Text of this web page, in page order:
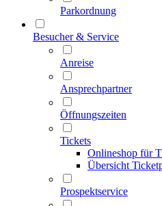
Parkordnung
Besucher & Service
Anreise
Ansprechpartner
Öffnungszeiten
Tickets
Onlineshop für
Übersicht
Prospektservice